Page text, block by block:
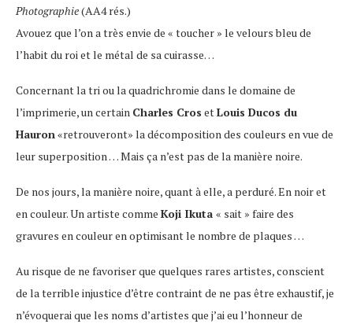
Photographie(AA4 rés.)
Avouez que l’on a très envie de « toucher » le velours bleu de
l’habit du roi et le métal de sa cuirasse…
Concernant la tri ou la quadrichromie dans le domaine de
l’imprimerie, un certain Charles Cros etLouis Ducos du
Hauron«retrouveront» la décomposition des couleurs en vue de
leur superposition … Mais ça n’est pas de la manière noire.
De nos jours, la manière noire, quant à elle, a perduré. En noir et
en couleur. Un artiste comme Koji Ikuta « sait » faire des
gravures en couleur en optimisant le nombre de plaques …
Au risque de ne favoriser que quelques rares artistes, conscient
de la terrible injustice d’être contraint de ne pas être exhaustif, je
n’évoquerai que les noms d’artistes que j’ai eu l’honneur de